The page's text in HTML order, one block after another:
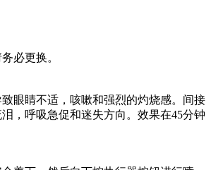
必更换。
眼睛不适，咳嗽和强烈的灼烧感。间接
，呼吸急促和迷失方向。效果在45分钟